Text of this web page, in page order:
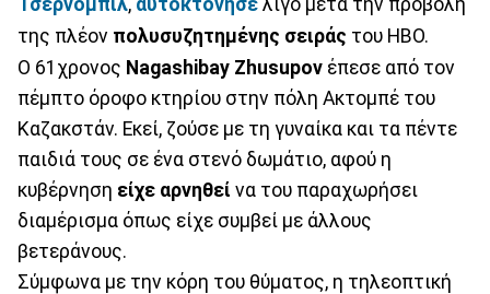
της πλέον πολυσυζητημένης σειράς του HBO.
Ο 61χρονος Nagashibay Zhusupov έπεσε από τον
πέμπτο όροφο κτηρίου στην πόλη Ακτομπέ του
Καζακστάν. Εκεί, ζούσε με τη γυναίκα και τα πέντε
παιδιά τους σε ένα στενό δωμάτιο, αφού η
κυβέρνηση είχε αρνηθεί να του παραχωρήσει
διαμέρισμα όπως είχε συμβεί με άλλους
βετεράνους.
Σύμφωνα με την κόρη του θύματος, η τηλεοπτική